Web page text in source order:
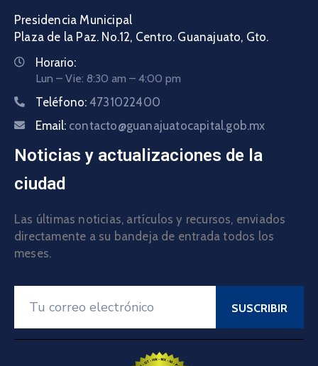
Presidencia Municipal
Plaza de la Paz. No.12, Centro. Guanajuato, Gto.
Horario:
Lun – Vie: 8:30 am – 4:00 pm
Teléfono: 4731022400
Email: contacto@guanajuatocapital.gob.mx
Noticias y actualizaciones de la
ciudad
Las últimas noticias, artículos y recursos, enviados
directamente a su bandeja de entrada todos los
meses.